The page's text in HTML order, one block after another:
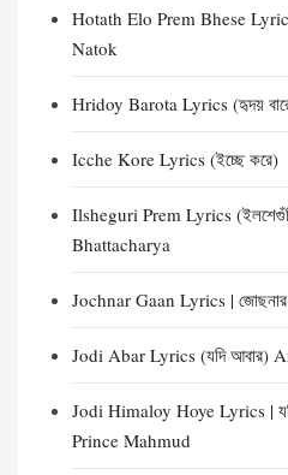
Hotath Elo Prem Bhese
Natok
Hridoy Barota Lyrics (হৃদয়
Icche Kore Lyrics (ইচ্ছে করে)
Ilsheguri Prem Lyrics
Bhattacharya
Jochnar Gaan Lyrics |
Jodi Abar Lyrics (যদি আবার)
Jodi Himaloy Hoye Lyrics |
Prince Mahmud